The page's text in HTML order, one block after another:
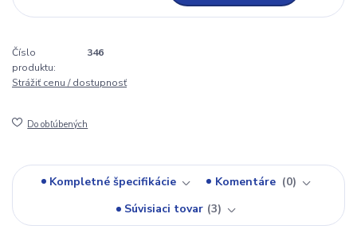
Číslo
produktu:
346
Strážiť cenu / dostupnosť
Do obľúbených
Kompletné špecifikácie Komentáre
0
Súvisiaci tovar 3